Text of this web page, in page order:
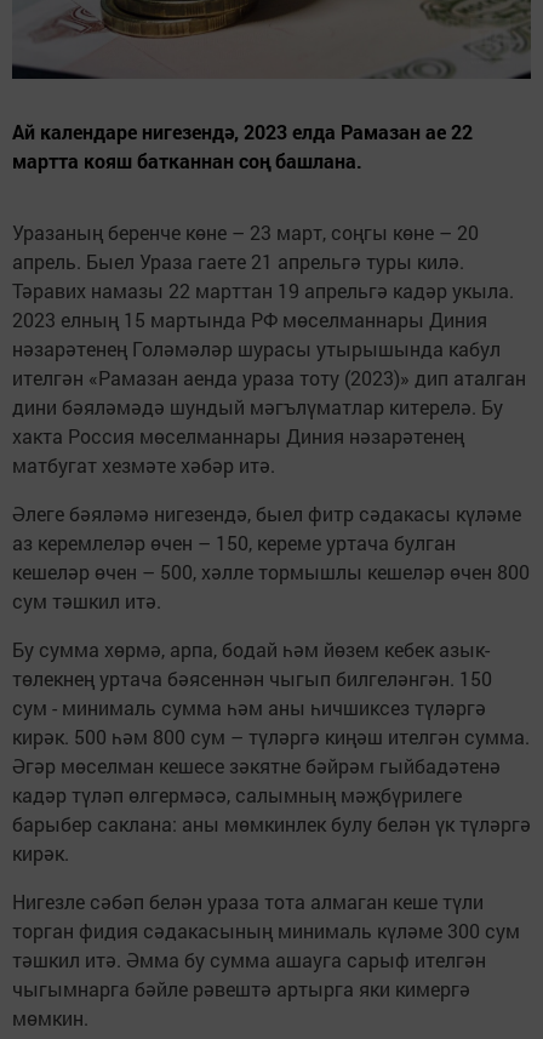
Ай календаре нигезендә, 2023 елда Рамазан ае 22
мартта кояш батканнан соң башлана.
Уразаның беренче көне – 23 март, соңгы көне – 20
апрель. Быел Ураза гаете 21 апрельгә туры килә.
Тәравих намазы 22 марттан 19 апрельгә кадәр укыла.
2023 елның 15 мартында РФ мөселманнары Диния
нәзарәтенең Голәмәләр шурасы утырышында кабул
ителгән «Рамазан аенда ураза тоту (2023)» дип аталган
дини бәяләмәдә шундый мәгълүматлар китерелә. Бу
хакта Россия мөселманнары Диния нәзарәтенең
матбугат хезмәте хәбәр итә.
Әлеге бәяләмә нигезендә, быел фитр сәдакасы күләме
аз керемлеләр өчен – 150, кереме уртача булган
кешеләр өчен – 500, хәлле тормышлы кешеләр өчен 800
сум тәшкил итә.
Бу сумма хөрмә, арпа, бодай һәм йөзем кебек азык-
төлекнең уртача бәясеннән чыгып билгеләнгән. 150
сум - минималь сумма һәм аны һичшиксез түләргә
кирәк. 500 һәм 800 сум – түләргә киңәш ителгән сумма.
Әгәр мөселман кешесе зәкятне бәйрәм гыйбадәтенә
кадәр түләп өлгермәсә, салымның мәҗбүрилеге
барыбер саклана: аны мөмкинлек булу белән үк түләргә
кирәк.
Нигезле сәбәп белән ураза тота алмаган кеше түли
торган фидия сәдакасының минималь күләме 300 сум
тәшкил итә. Әмма бу сумма ашауга сарыф ителгән
чыгымнарга бәйле рәвештә артырга яки кимергә
мөмкин.